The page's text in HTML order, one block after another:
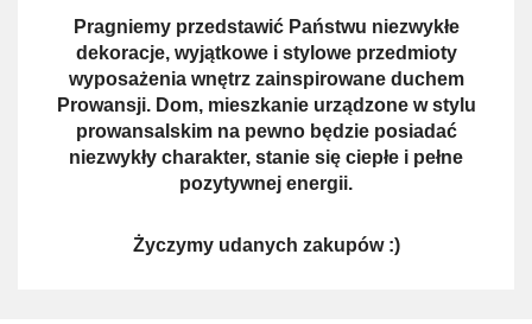
Pragniemy przedstawić Państwu niezwykłe
dekoracje, wyjątkowe i stylowe przedmioty
wyposażenia wnętrz zainspirowane duchem
Prowansji. Dom, mieszkanie urządzone w stylu
prowansalskim na pewno będzie posiadać
niezwykły charakter, stanie się ciepłe i pełne
pozytywnej energii.
Życzymy udanych zakupów :)